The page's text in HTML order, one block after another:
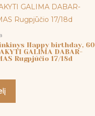
Happy birthday, 60
GALIMA DABAR-
Rugpjūčio 17/18d